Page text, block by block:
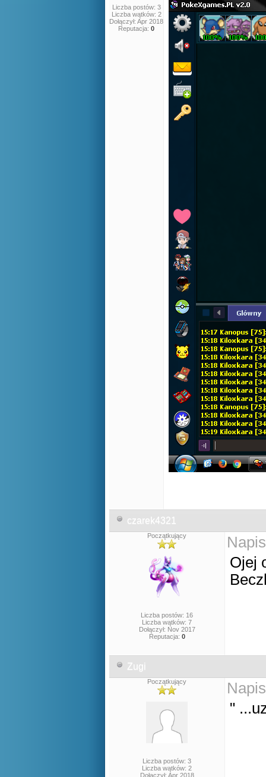
Liczba postów: 3
Liczba wątków: 2
Dołączył: Apr 2018
Reputacja: 0
czarek4321
Początkujący
Liczba postów: 16
Liczba wątków: 7
Dołączył: Nov 2017
Reputacja: 0
Ojej
Zugi
Początkujący
Liczba postów: 3
Liczba wątków: 2
Dołączył: Apr 2018
"